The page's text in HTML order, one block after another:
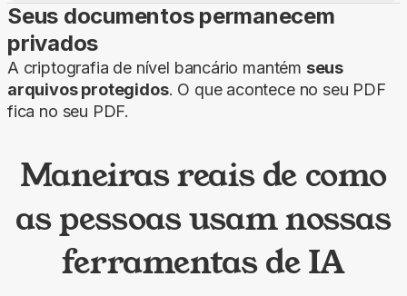
Seus documentos permanecem
privados
A criptografia de nível bancário mantém seus
arquivos protegidos. O que acontece no seu PDF
fica no seu PDF.
Maneiras reais de como
as pessoas usam nossas
ferramentas de IA